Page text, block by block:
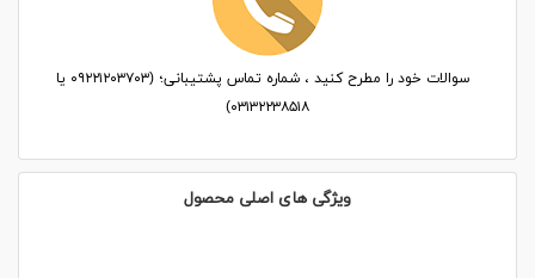
سوالات خود را مطرح کنید ، شماره تماس پشتیبانی؛ (۰۹۲۲۱۲۰۳۷۰۳ یا
۰۳۱۳۲۲۳۸۵۱۸)
ویژگی های اصلی محصول